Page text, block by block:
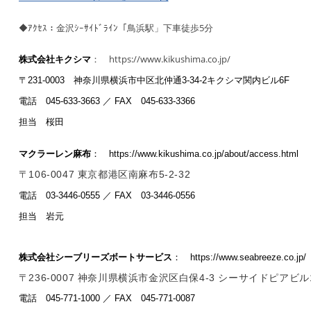
◆ｱｸｾｽ：金沢ｼｰｻｲﾄﾞﾗｲﾝ「鳥浜駅」下車徒歩5分
株式会社キクシマ： https://www.kikushima.co.jp/
〒231-0003 神奈川県横浜市中区北仲通3-34-2キクシマ関内ビル6F
電話 045-633-3663 ／ FAX 045-633-3366
担当 桜田
マクラーレン麻布： https://www.kikushima.co.jp/about/access.html
〒106-0047 東京都港区南麻布5-2-32
電話 03-3446-0555 ／ FAX 03-3446-0556
担当 岩元
株式会社シーブリーズボートサービス ： https://www.seabreeze.co.jp/
〒236-0007 神奈川県横浜市金沢区白保4-3 シーサイドピアビ
電話 045-771-1000 ／ FAX 045-771-0087